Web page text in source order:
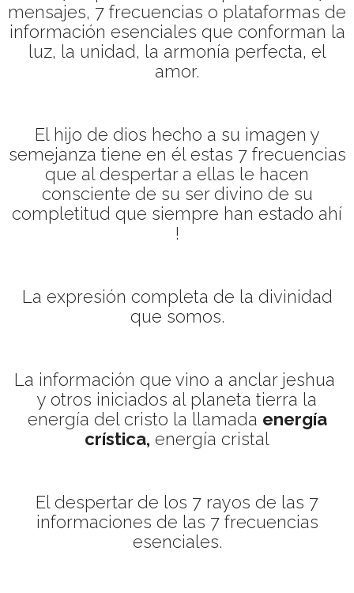
mensajes, 7 frecuencias o plataformas de
información esenciales que conforman la
luz, la unidad, la armonía perfecta, el
amor.
El hijo de dios hecho a su imagen y
semejanza tiene en él estas 7 frecuencias
que al despertar a ellas le hacen
consciente de su ser divino de su
completitud que siempre han estado ahí
!
La expresión completa de la divinidad
que somos.
La información que vino a anclar jeshua
y otros iniciados al planeta tierra la
energía del cristo la llamada energía
crística, energía cristal
El despertar de los 7 rayos de las 7
informaciones de las 7 frecuencias
esenciales.